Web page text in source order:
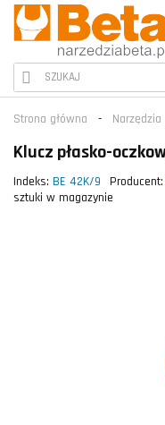
Strona główna Narzędzia
Klucz płasko-
Indeks: BE 42K/9 Producent:
sztuki w magazynie